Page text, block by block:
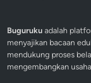
Buguruku adalah
menyajikan bacaan
mendukung proses
mengembangkan